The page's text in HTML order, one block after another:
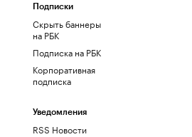
Подписки
Скрыть баннеры
на РБК
Подписка на РБК
Корпоративная
подписка
Уведомления
RSS Новости